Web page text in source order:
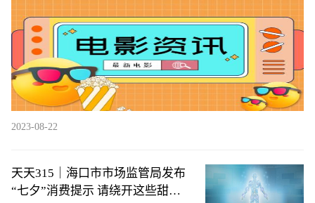
2023-08-22
天天315｜海口市市场监管局发布
“七夕”消费提示 请绕开这些甜蜜